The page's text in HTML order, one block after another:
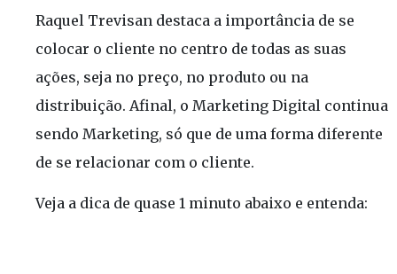
Raquel Trevisan destaca a importância de se
colocar o cliente no centro de todas as suas
ações, seja no preço, no produto ou na
distribuição. Afinal, o Marketing Digital continua
sendo Marketing, só que de uma forma diferente
de se relacionar com o cliente.
Veja a dica de quase 1 minuto abaixo e entenda: